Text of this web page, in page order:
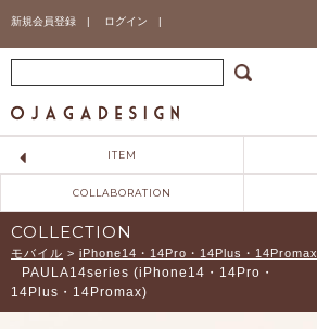
新規会員登録 | ログイン |
ITEM
COLLABORATION
COLLECTION
モバイル > iPhone14・14Pro・14Plus・14Promax
PAULA14series (iPhone14・14Pro・
14Plus・14Promax)